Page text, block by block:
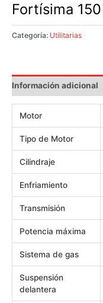
Fortísima
Categoría: Utilitarias
Información adicional
Motor
Tipo de Motor
Cilindraje
Enfriamiento
Transmisión
Potencia máxima
Sistema de gas
Suspensión
delantera